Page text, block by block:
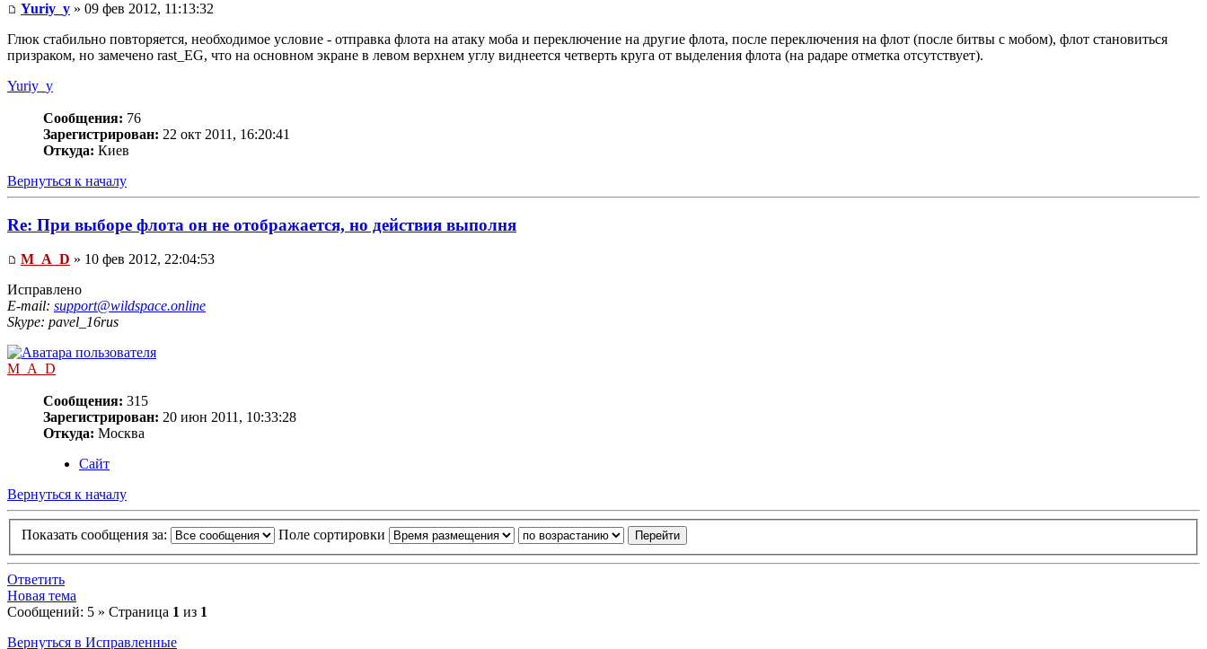
Yuriy_y » 09 фев 2012, 11:13:32
Глюк стабильно повторяется, необходимое условие - отправка флота на атаку моба и переключение на другие флота, после переключения на флот (после битвы с мобом), флот становиться
призраком, но замечено rast_EG, что на основном экране в левом верхнем углу виднеется четверть круга от выделения флота (на радаре отметка отсутствует).
Yuriy_y
Сообщения: 76
Зарегистрирован: 22 окт 2011, 16:20:41
Откуда: Киев
Вернуться к началу
Re: При выборе флота он не отображается, но действия выполня
M_A_D » 10 фев 2012, 22:04:53
Исправлено
E-mail: support@wildspace.online
Skype: pavel_16rus
M_A_D
Сообщения: 315
Зарегистрирован: 20 июн 2011, 10:33:28
Откуда: Москва
Сайт
Вернуться к началу
Показать сообщения за: Поле сортировки
Ответить
Новая тема
Сообщений: 5 » Страница 1 из 1
Вернуться в Исправленные